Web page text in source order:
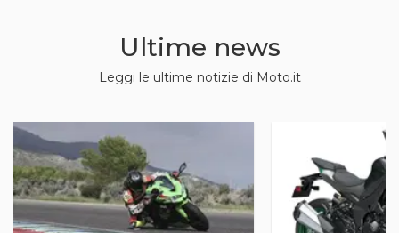
Ultime news
Leggi le ultime notizie di Moto.it